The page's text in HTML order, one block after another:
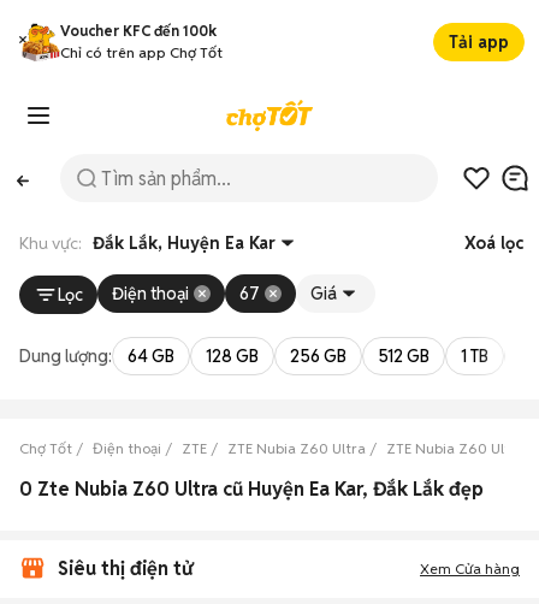
Voucher KFC đến 100k
Chỉ có trên app Chợ Tốt
Tải app
Khu vực: Đắk Lắk, Huyện Ea Kar Xoá lọc
Lọc Điện thoại 67 Giá
Dung lượng: 64 GB 128 GB 256 GB 512 GB 1 TB
Chợ Tốt Điện thoại ZTE ZTE Nubia Z60 Ultra ZTE Nubia Z60 Ultra
0 Zte Nubia Z60 Ultra cũ Huyện Ea Kar, Đắk Lắk đẹp
Siêu thị điện tử Xem Cửa hàng